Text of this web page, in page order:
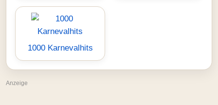
1000 Karnevalhits
Anzeige